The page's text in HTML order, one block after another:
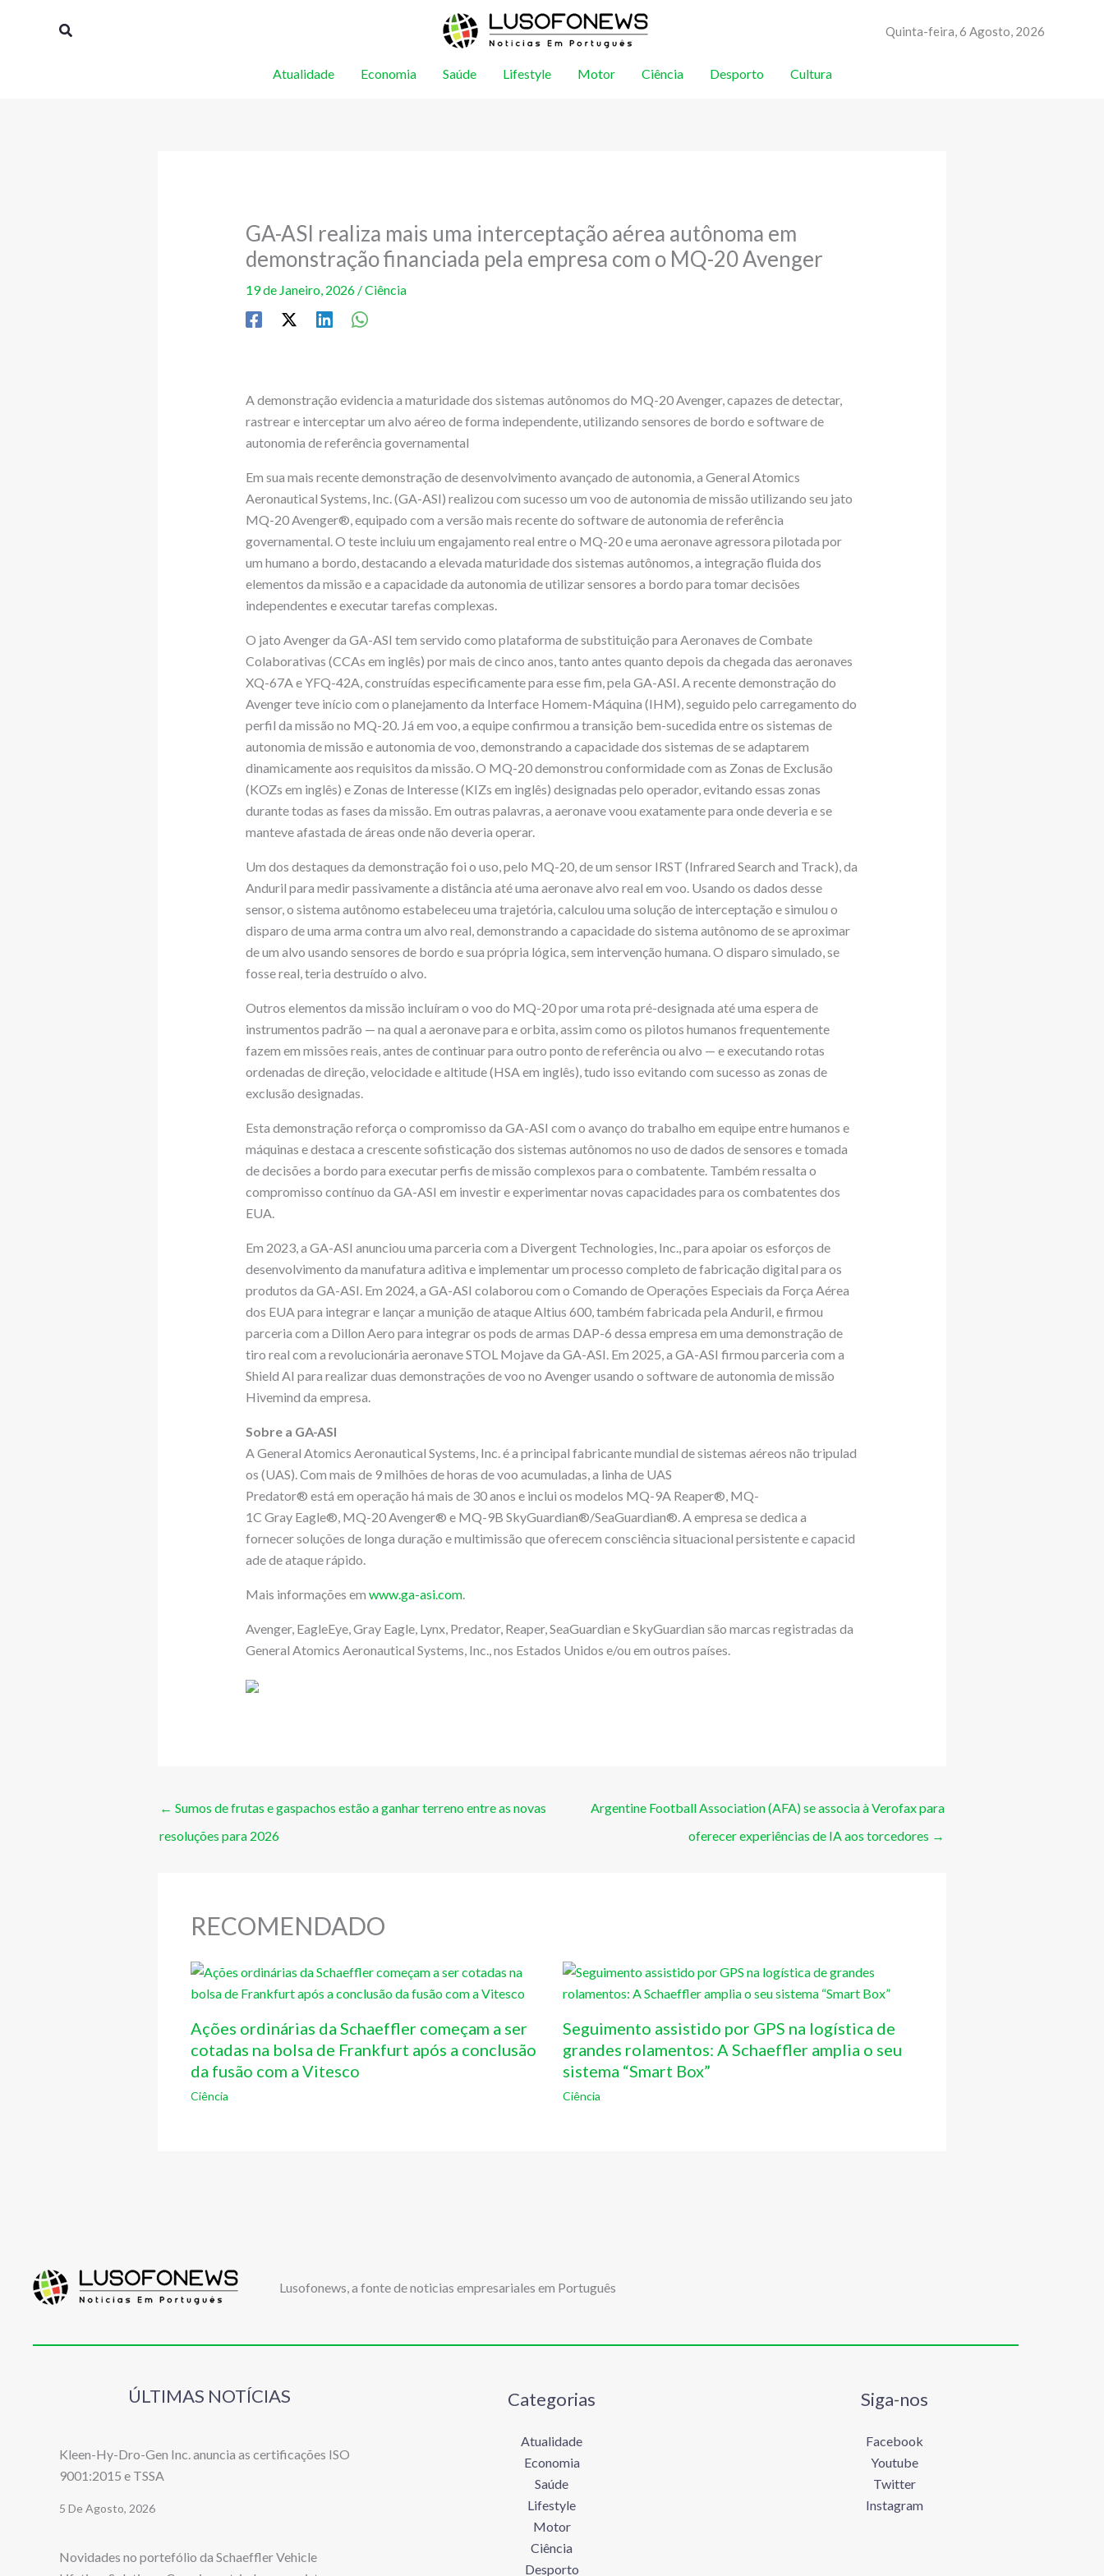
Procurar Quinta-feira, 6 Agosto, 2026
Atualidade Economia Saúde Lifestyle Motor Ciência Desporto Cultura
GA-ASI realiza mais uma interceptação aérea autônoma em
demonstração financiada pela empresa com o MQ-20 Avenger
19 de Janeiro, 2026 /Ciência
A demonstração evidencia a maturidade dos sistemas autônomos do MQ-20 Avenger, capazes de detectar,
rastrear e interceptar um alvo aéreo de forma independente, utilizando sensores de bordo e software de
autonomia de referência governamental
Em sua mais recente demonstração de desenvolvimento avançado de autonomia, a General Atomics
Aeronautical Systems, Inc. (GA-ASI) realizou com sucesso um voo de autonomia de missão utilizando seu jato
MQ-20 Avenger®, equipado com a versão mais recente do software de autonomia de referência
governamental. O teste incluiu um engajamento real entre o MQ-20 e uma aeronave agressora pilotada por
um humano a bordo, destacando a elevada maturidade dos sistemas autônomos, a integração fluida dos
elementos da missão e a capacidade da autonomia de utilizar sensores a bordo para tomar decisões
independentes e executar tarefas complexas.
O jato Avenger da GA-ASI tem servido como plataforma de substituição para Aeronaves de Combate
Colaborativas (CCAs em inglês) por mais de cinco anos, tanto antes quanto depois da chegada das aeronaves
XQ-67A e YFQ-42A, construídas especificamente para esse fim, pela GA-ASI. A recente demonstração do
Avenger teve início com o planejamento da Interface Homem-Máquina (IHM), seguido pelo carregamento do
perfil da missão no MQ-20. Já em voo, a equipe confirmou a transição bem-sucedida entre os sistemas de
autonomia de missão e autonomia de voo, demonstrando a capacidade dos sistemas de se adaptarem
dinamicamente aos requisitos da missão. O MQ-20 demonstrou conformidade com as Zonas de Exclusão
(KOZs em inglês) e Zonas de Interesse (KIZs em inglês) designadas pelo operador, evitando essas zonas
durante todas as fases da missão. Em outras palavras, a aeronave voou exatamente para onde deveria e se
manteve afastada de áreas onde não deveria operar.
Um dos destaques da demonstração foi o uso, pelo MQ-20, de um sensor IRST (Infrared Search and Track), da
Anduril para medir passivamente a distância até uma aeronave alvo real em voo. Usando os dados desse
sensor, o sistema autônomo estabeleceu uma trajetória, calculou uma solução de interceptação e simulou o
disparo de uma arma contra um alvo real, demonstrando a capacidade do sistema autônomo de se aproximar
de um alvo usando sensores de bordo e sua própria lógica, sem intervenção humana. O disparo simulado, se
fosse real, teria destruído o alvo.
Outros elementos da missão incluíram o voo do MQ-20 por uma rota pré-designada até uma espera de
instrumentos padrão — na qual a aeronave para e orbita, assim como os pilotos humanos frequentemente
fazem em missões reais, antes de continuar para outro ponto de referência ou alvo — e executando rotas
ordenadas de direção, velocidade e altitude (HSA em inglês), tudo isso evitando com sucesso as zonas de
exclusão designadas.
Esta demonstração reforça o compromisso da GA-ASI com o avanço do trabalho em equipe entre humanos e
máquinas e destaca a crescente sofisticação dos sistemas autônomos no uso de dados de sensores e tomada
de decisões a bordo para executar perfis de missão complexos para o combatente. Também ressalta o
compromisso contínuo da GA-ASI em investir e experimentar novas capacidades para os combatentes dos
EUA.
Em 2023, a GA-ASI anunciou uma parceria com a Divergent Technologies, Inc., para apoiar os esforços de
desenvolvimento da manufatura aditiva e implementar um processo completo de fabricação digital para os
produtos da GA-ASI. Em 2024, a GA-ASI colaborou com o Comando de Operações Especiais da Força Aérea
dos EUA para integrar e lançar a munição de ataque Altius 600, também fabricada pela Anduril, e firmou
parceria com a Dillon Aero para integrar os pods de armas DAP-6 dessa empresa em uma demonstração de
tiro real com a revolucionária aeronave STOL Mojave da GA-ASI. Em 2025, a GA-ASI firmou parceria com a
Shield AI para realizar duas demonstrações de voo no Avenger usando o software de autonomia de missão
Hivemind da empresa.
Sobre a GA-ASI
A General Atomics Aeronautical Systems, Inc. é a principal fabricante mundial de sistemas aéreos não tripulad
os (UAS). Com mais de 9 milhões de horas de voo acumuladas, a linha de UAS
Predator® está em operação há mais de 30 anos e inclui os modelos MQ-9A Reaper®, MQ-
1C Gray Eagle®, MQ-20 Avenger® e MQ-9B SkyGuardian®/SeaGuardian®. A empresa se dedica a
fornecer soluções de longa duração e multimissão que oferecem consciência situacional persistente e capacid
ade de ataque rápido.
Mais informações em www.ga-asi.com.
Avenger, EagleEye, Gray Eagle, Lynx, Predator, Reaper, SeaGuardian e SkyGuardian são marcas registradas da
General Atomics Aeronautical Systems, Inc., nos Estados Unidos e/ou em outros países.
← Sumos de frutas e gaspachos estão a ganhar terreno entre as novas
resoluções para 2026
Argentine Football Association (AFA) se associa à Verofax para
oferecer experiências de IA aos torcedores →
RECOMENDADO
Ações ordinárias da Schaeffler começam a ser
cotadas na bolsa de Frankfurt após a conclusão
da fusão com a Vitesco
Ciência
Seguimento assistido por GPS na logística de
grandes rolamentos: A Schaeffler amplia o seu
sistema “Smart Box”
Ciência
Lusofonews, a fonte de noticias empresariales em Português
ÚLTIMAS NOTÍCIAS
Kleen-Hy-Dro-Gen Inc. anuncia as certificações ISO
9001:2015 e TSSA
5 De Agosto, 2026
Novidades no portefólio da Schaeffler Vehicle
Categorias
Atualidade
Economia
Saúde
Lifestyle
Motor
Ciência
Desporto
Siga-nos
Facebook
Youtube
Twitter
Instagram